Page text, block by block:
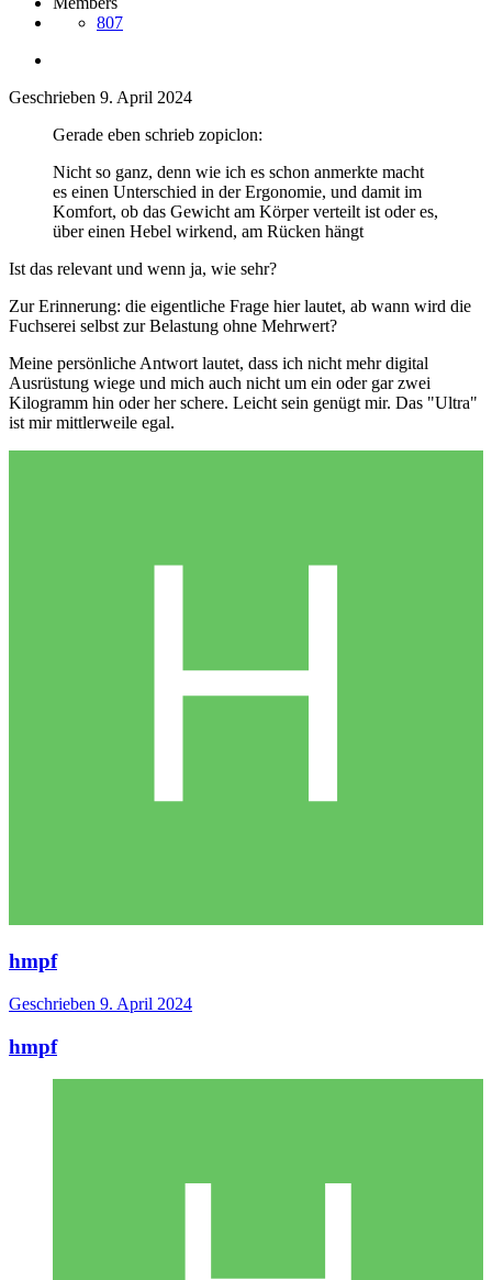
807
Geschrieben 9. April 2024
Gerade eben schrieb zopiclon:
Nicht so ganz, denn wie ich es schon anmerkte macht
es einen Unterschied in der Ergonomie, und damit im
Komfort, ob das Gewicht am Körper verteilt ist oder es,
über einen Hebel wirkend, am Rücken hängt
Ist das relevant und wenn ja, wie sehr?
Zur Erinnerung: die eigentliche Frage hier lautet, ab wann wird die
Fuchserei selbst zur Belastung ohne Mehrwert?
Meine persönliche Antwort lautet, dass ich nicht mehr digital
Ausrüstung wiege und mich auch nicht um ein oder gar zwei
Kilogramm hin oder her schere. Leicht sein genügt mir. Das "Ultra"
ist mir mittlerweile egal.
hmpf
Geschrieben 9. April 2024
hmpf